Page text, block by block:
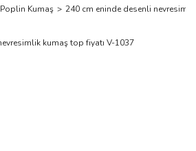
Poplin Kumaş 240 cm eninde desenli